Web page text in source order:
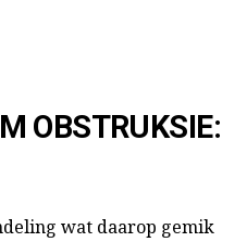
OBSTRUKSIE:
wat daarop gemik